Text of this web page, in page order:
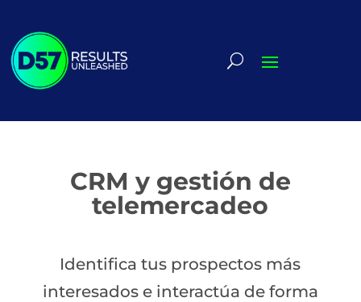
CRM y gestión de
telemercadeo
Identifica tus prospectos más
interesados e interactúa de forma